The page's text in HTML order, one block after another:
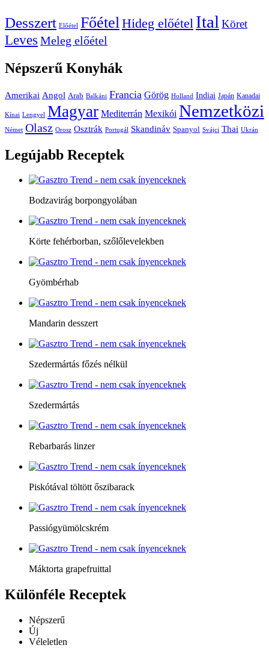
Desszert Előétel Főétel Hideg előétel Ital Köret
Leves Meleg előétel
Népszerű Konyhák
Amerikai Angol Arab Balkáni Francia Görög Holland Indiai Japán Kanadai
Kínai Lengyel Magyar Mediterrán Mexikói Nemzetközi
Német Olasz Orosz Osztrák Portugál Skandináv Spanyol Svájci Thai Ukrán
Legújabb Receptek
Bodzavirág borpongyolában
Körte fehérborban, szőlőlevelekben
Gyömbérhab
Mandarin desszert
Szedermártás főzés nélkül
Szedermártás
Rebarbarás linzer
Piskótával töltött őszibarack
Passiógyümölcskrém
Máktorta grapefruittal
Különféle Receptek
Népszerű
Új
Véleletlen